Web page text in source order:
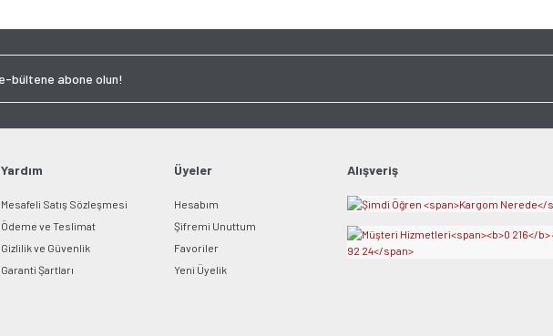
Yardım
Mesafeli Satış Sözleşmesi
Ödeme ve Teslimat
Gizlilik ve Güvenlik
Garanti Şartları
Üyeler
Hesabım
Şifremi Unuttum
Favoriler
Yeni Üyelik
Alışveriş